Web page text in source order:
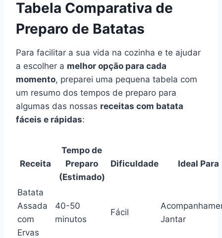
Tabela Comparativa de
Preparo de Batatas
Para facilitar a sua vida na cozinha e te ajudar
a escolher a melhor opção para cada
momento, preparei uma pequena tabela com
um resumo dos tempos de preparo para
algumas das nossas receitas com batata
fáceis e rápidas:
Receita
Tempo de
Preparo
(Estimado)
Dificuldade Ideal Para
Batata
Assada
com
Ervas
40-50
minutos
Fácil
Jantar